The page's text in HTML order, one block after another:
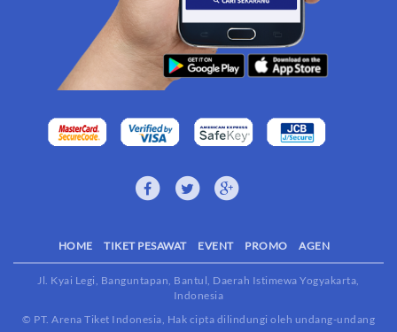
HOME TIKET PESAWAT EVENT PROMO AGEN
Jl. Kyai Legi, Banguntapan, Bantul, Daerah Istimewa Yogyakarta,
Indonesia
© PT. Arena Tiket Indonesia, Hak cipta dilindungi oleh undang-undang